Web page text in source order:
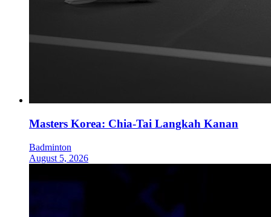
Masters Korea: Chia-Tai Langkah Kanan
Badminton
August 5, 2026